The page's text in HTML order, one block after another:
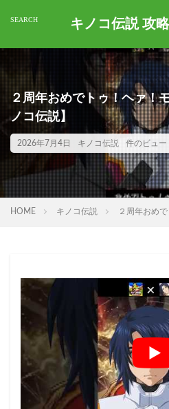
キノコ伝説 攻
２周年おめでトゥ！ヘァ！
ノコ伝説】
2026年7月4日 キノコ伝説 件のビュー
HOME キノコ伝説 ２周年おめ